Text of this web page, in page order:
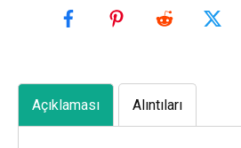
Açıklaması Alıntıları